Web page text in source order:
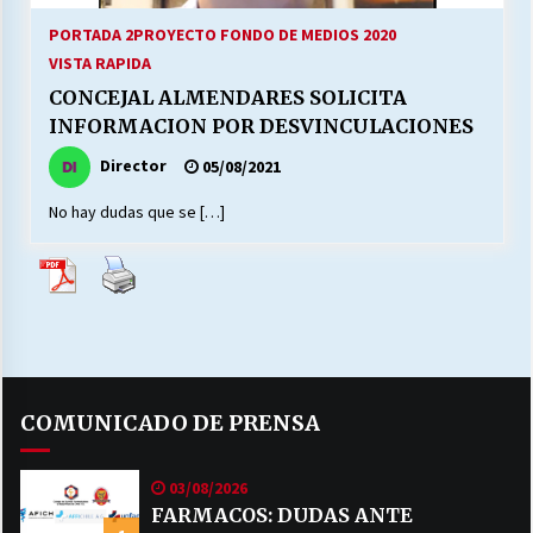
PORTADA 2PROYECTO FONDO DE MEDIOS 2020
VISTA RAPIDA
CONCEJAL ALMENDARES SOLICITA
INFORMACION POR DESVINCULACIONES
Director 05/08/2021
No hay dudas que se […]
COMUNICADO DE PRENSA
03/08/2026
FARMACOS: DUDAS ANTE